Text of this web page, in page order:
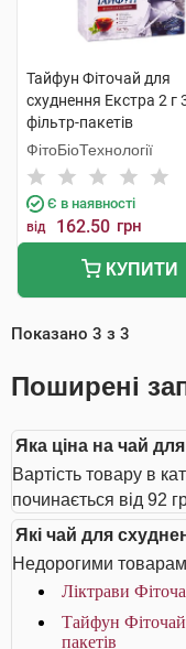
Тайфун Фіточай для
схуднення Екстра 2 г
фільтр-пакетів
ФітоБіоТехнології
Є в наявності
від 162.50 грн
КУПИТИ
Показано 3 з 3
Поширені
Яка ціна на чай
Вартість товару в
починається від 92
Які чай для
Недорогими
Ліктрави
Тайфун Фіточай
пакетів